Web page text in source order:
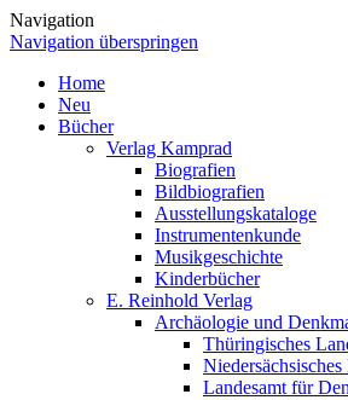
Navigation
Navigation überspringen
Home
Neu
Bücher
Verlag Kamprad
Biografien
Bildbiografien
Ausstellungskataloge
Instrumentenkunde
Musikgeschichte
Kinderbücher
E. Reinhold Verlag
Archäologie und
Thüringisches
Landesamt für